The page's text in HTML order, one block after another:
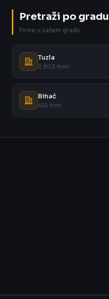
Pretraži po gradu
Firme u vašem gradu
Tuzla
2.903 firmi
Bihać
655 firmi